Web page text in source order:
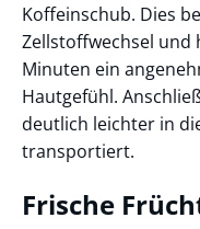
Koffeinschub. Dies
Zellstoffwechsel und
Minuten ein
Hautgefühl.
deutlich leichter in
transportiert.
Frische